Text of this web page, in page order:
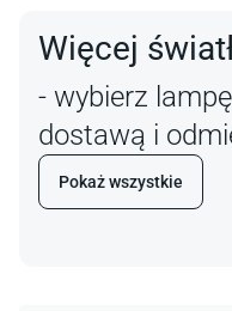
Więcej
- wybierz
dostawą i
Pokaż wszystkie